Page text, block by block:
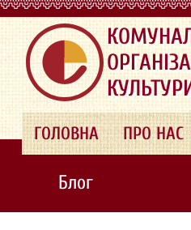
.
ГОЛОВНА ПРО НАС
Блог